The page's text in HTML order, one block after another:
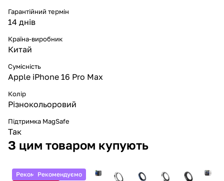
Гарантійний термін
14 днів
Країна-виробник
Китай
Сумісність
Apple iPhone 16 Pro Max
Колір
Різнокольоровий
Підтримка MagSafe
Так
З цим товаром купують
РекомендуємоРекомендуємо